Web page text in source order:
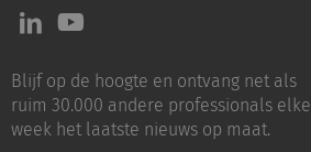
Volg
ons
LinkedIn
Volg
ons
Youtube
Blijf op de hoogte en ontvang net als
ruim 30.000 andere professionals elke
week het laatste nieuws op maat.